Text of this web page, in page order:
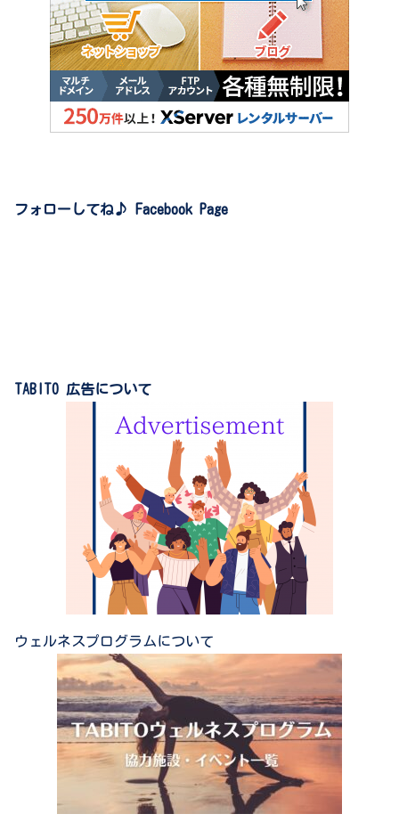
フォローしてね♪ Facebook Page
TABITO 広告について
ウェルネスプログラムについて